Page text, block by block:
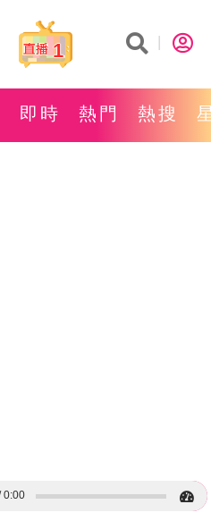
1
即時 熱門 熱搜
0:00